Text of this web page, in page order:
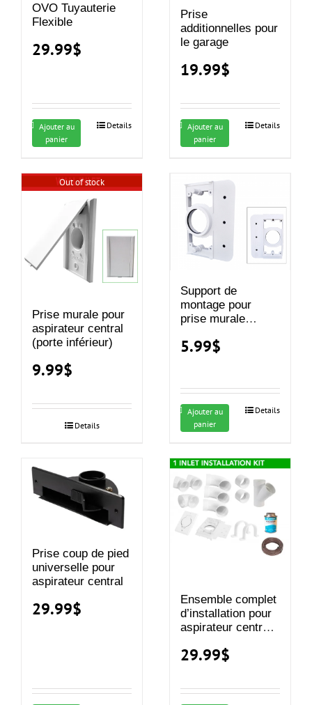
OVO Tuyauterie
Flexible
29.99$
Ajouter au
panier
Details
Prise
additionnelles pour
le garage
19.99$
Ajouter au
panier
Details
Out of stock
Prise murale pour
aspirateur central
(porte inférieur)
9.99$
Details
Support de
montage pour
prise murale
central
5.99$
Ajouter au
panier
Details
Prise coup de pied
universelle pour
aspirateur central
29.99$
Ensemble complet
d’installation pour
aspirateur central
29.99$